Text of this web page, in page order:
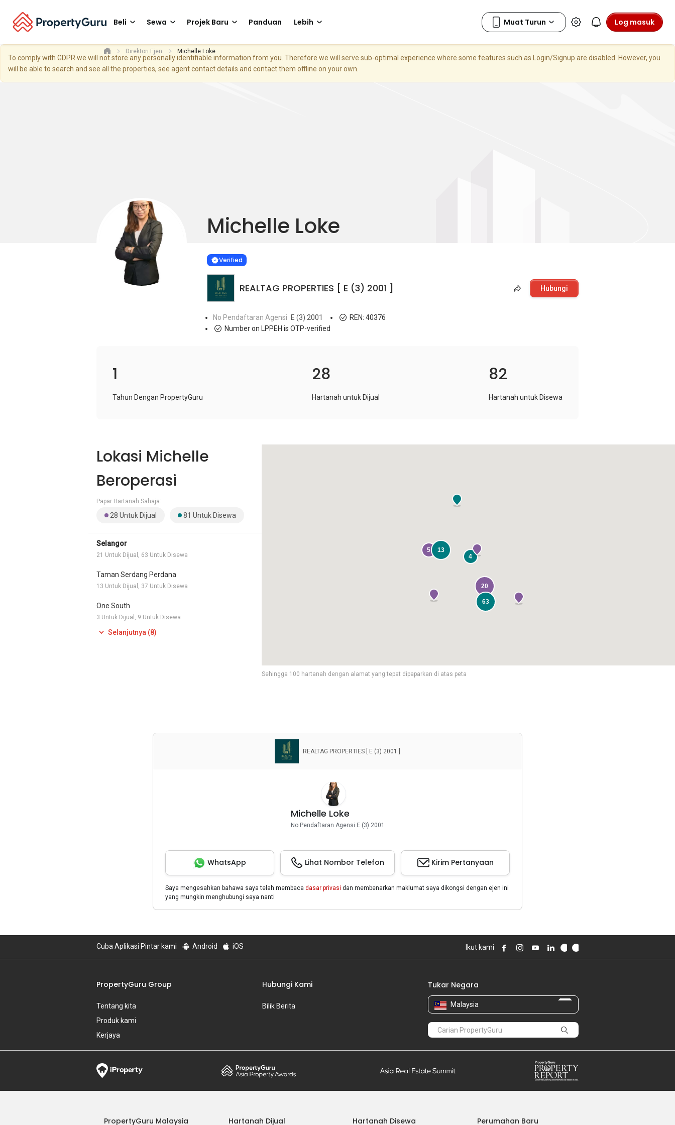
Beli Sewa Projek Baru Panduan Lebih Log masuk
To comply with GDPR we will not store any personally identifiable information from you. Therefore we will serve sub-optimal experience where some features such as Login/Signup are disabled. However, you
will be able to search and see all the properties, see agent contact details and contact them offline on your own.
Direktori Ejen Michelle Loke
Michelle Loke
VERIFIED
Verified
REALTAG PROPERTIES [ E (3) 2001 ] Hubungi
No Pendaftaran Agensi E (3) 2001 REN: 40376
Number on LPPEH is OTP-verified
1
Tahun Dengan PropertyGuru
28
Hartanah untuk Dijual
82
Hartanah untuk Disewa
Lokasi Michelle
Beroperasi
Papar Hartanah Sahaja:
28 Untuk Dijual 81 Untuk Disewa
Selangor
21 Untuk Dijual, 63 Untuk Disewa
Taman Serdang Perdana
13 Untuk Dijual, 37 Untuk Disewa
One South
3 Untuk Dijual, 9 Untuk Disewa
Selanjutnya (8)
Sehingga 100 hartanah dengan alamat yang tepat dipaparkan di atas peta
20
5
63
4
13
REALTAG PROPERTIES [ E (3) 2001 ]
Michelle Loke
No Pendaftaran Agensi E (3) 2001
WhatsApp Lihat Nombor Telefon Kirim Pertanyaan
Saya mengesahkan bahawa saya telah membaca dasar privasi dan membenarkan maklumat saya dikongsi dengan ejen ini
yang mungkin menghubungi saya nanti
Cuba Aplikasi Pintar kami Android iOS Ikut kami
PropertyGuru Group
Tentang kita
Produk kami
Kerjaya
Hubungi Kami
Bilik Berita
Tukar Negara
Malaysia
PropertyGuru Malaysia Hartanah Dijual Hartanah Disewa Perumahan Baru
Learn more